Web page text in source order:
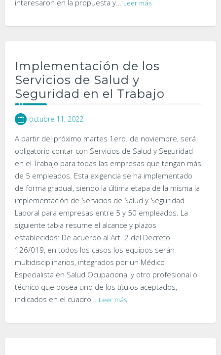
interesaron en la propuesta y… Leer más
Implementación de los
Servicios de Salud y
Seguridad en el Trabajo
octubre 11, 2022
A partir del próximo martes 1ero. de noviembre, será
obligatorio contar con Servicios de Salud y Seguridad
en el Trabajo para todas las empresas que tengan más
de 5 empleados. Esta exigencia se ha implementado
de forma gradual, siendo la última etapa de la misma la
implementación de Servicios de Salud y Seguridad
Laboral para empresas entre 5 y 50 empleados. La
siguiente tabla resume el alcance y plazos
establecidos: De acuerdo al Art. 2 del Decreto
126/019, en todos los casos los equipos serán
multidisciplinarios, integrados por un Médico
Especialista en Salud Ocupacional y otro profesional o
técnico que posea uno de los títulos aceptados,
indicados en el cuadro… Leer más